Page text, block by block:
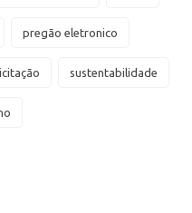
pregão eletronico
sustentabilidade